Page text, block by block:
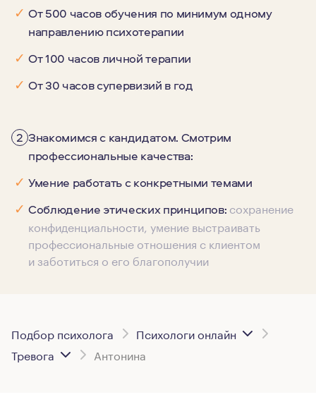
✓ От 500 часов обучения по минимум одному
направлению психотерапии
✓ От 100 часов личной терапии
✓ От 30 часов супервизий в год
2 Знакомимся с кандидатом. Смотрим
профессиональные качества:
✓ Умение работать с конкретными темами
✓ Соблюдение этических принципов: сохранение
конфиденциальности, умение выстраивать
профессиональные отношения с клиентом
и заботиться о его благополучии
Подбор психолога
Психологи онлайн
Тревога
Антонина